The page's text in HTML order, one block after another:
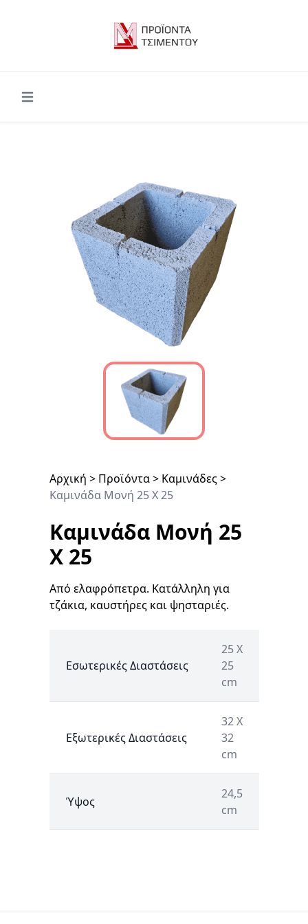
Open main menu
Αρχική > Προϊόντα> Καμινάδες>
Καμινάδα Μονή 25 Χ 25
Καμινάδα Μονή 25
Χ 25
Από ελαφρόπετρα. Κατάλληλη για
τζάκια, καυστήρες και ψησταριές.
Εσωτερικές Διαστάσεις
25 Χ
25
cm
Εξωτερικές Διαστάσεις
32 Χ
32
cm
Ύψος
24,5
cm